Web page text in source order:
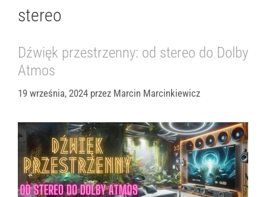
stereo
Dźwięk przestrzenny: od stereo do Dolby
Atmos
19 września, 2024 przez Marcin Marcinkiewicz